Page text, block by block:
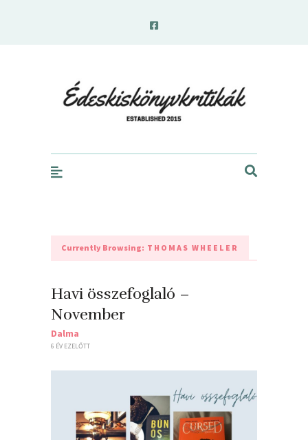
Currently Browsing: THOMAS WHEELER
Havi összefoglaló –
November
Dalma
6 ÉV EZELŐTT